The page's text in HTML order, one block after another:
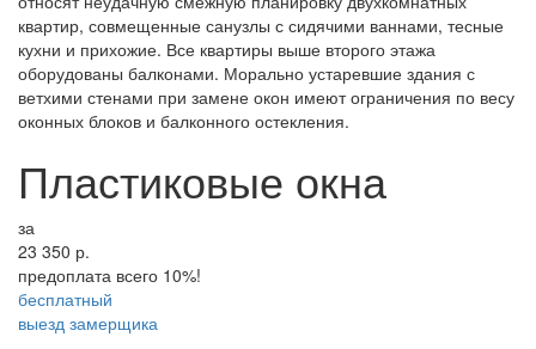
квартир, совмещенные санузлы с сидячими ваннами, тесные
кухни и прихожие. Все квартиры выше второго этажа
оборудованы балконами. Морально устаревшие здания с
ветхими стенами при замене окон имеют ограничения по весу
оконных блоков и балконного остекления.
Пластиковые окна
за
23 350 р.
предоплата всего 10%!
бесплатный
выезд замерщика